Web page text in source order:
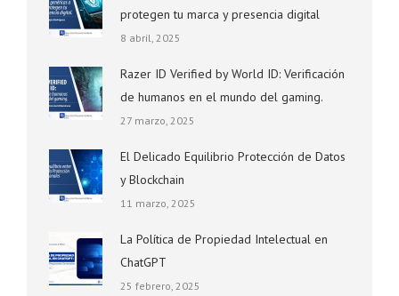
protegen tu marca y presencia digital
8 abril, 2025
Razer ID Verified by World ID: Verificación
de humanos en el mundo del gaming.
27 marzo, 2025
El Delicado Equilibrio Protección de Datos
y Blockchain
11 marzo, 2025
La Política de Propiedad Intelectual en
ChatGPT
25 febrero, 2025